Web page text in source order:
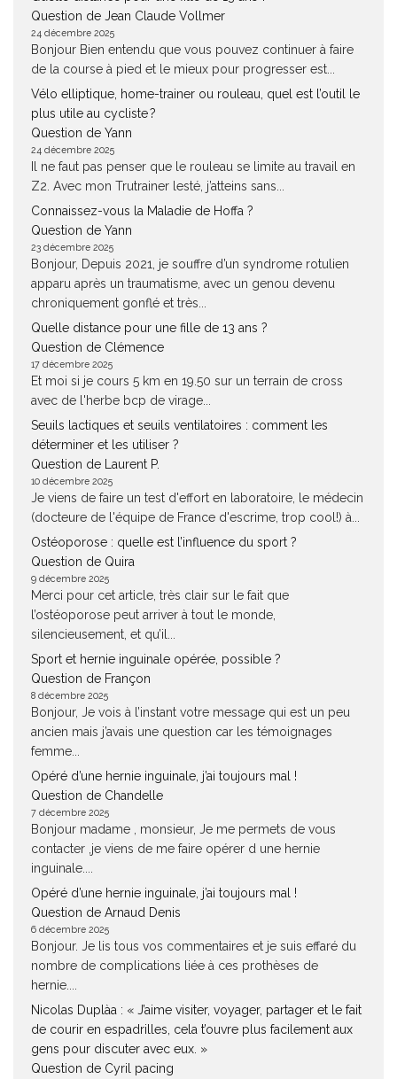
Question de Jean Claude Vollmer
24 décembre 2025
Bonjour Bien entendu que vous pouvez continuer à faire
de la course à pied et le mieux pour progresser est...
Vélo elliptique, home-trainer ou rouleau, quel est l’outil le
plus utile au cycliste ?
Question de Yann
24 décembre 2025
Il ne faut pas penser que le rouleau se limite au travail en
Z2. Avec mon Trutrainer lesté, j’atteins sans...
Connaissez-vous la Maladie de Hoffa ?
Question de Yann
23 décembre 2025
Bonjour, Depuis 2021, je souffre d’un syndrome rotulien
apparu après un traumatisme, avec un genou devenu
chroniquement gonflé et très...
Quelle distance pour une fille de 13 ans ?
Question de Clémence
17 décembre 2025
Et moi si je cours 5 km en 19.50 sur un terrain de cross
avec de l'herbe bcp de virage...
Seuils lactiques et seuils ventilatoires : comment les
déterminer et les utiliser ?
Question de Laurent P.
10 décembre 2025
Je viens de faire un test d'effort en laboratoire, le médecin
(docteure de l'équipe de France d'escrime, trop cool!) à...
Ostéoporose : quelle est l’influence du sport ?
Question de Quira
9 décembre 2025
Merci pour cet article, très clair sur le fait que
l’ostéoporose peut arriver à tout le monde,
silencieusement, et qu’il...
Sport et hernie inguinale opérée, possible ?
Question de Françon
8 décembre 2025
Bonjour, Je vois à l’instant votre message qui est un peu
ancien mais j’avais une question car les témoignages
femme...
Opéré d’une hernie inguinale, j’ai toujours mal !
Question de Chandelle
7 décembre 2025
Bonjour madame , monsieur, Je me permets de vous
contacter ,je viens de me faire opérer d une hernie
inguinale....
Opéré d’une hernie inguinale, j’ai toujours mal !
Question de Arnaud Denis
6 décembre 2025
Bonjour. Je lis tous vos commentaires et je suis effaré du
nombre de complications liée à ces prothèses de
hernie....
Nicolas Duplàa : « J’aime visiter, voyager, partager et le fait
de courir en espadrilles, cela t’ouvre plus facilement aux
gens pour discuter avec eux. »
Question de Cyril pacing